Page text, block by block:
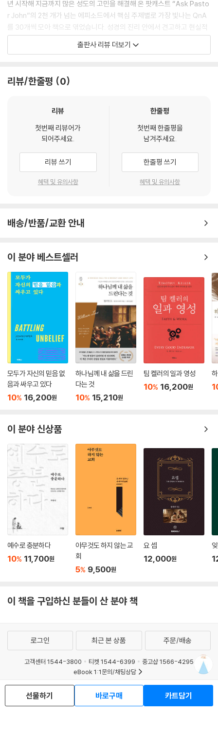
치 있는지를 생각합니다. 그러므로 하나님은 순종하는 자의 기도에 응답하
십니다. 모든 순종이 솟아나오는 원천인 그들의 ‘믿음’을 그분이 매우 기뻐
하시기 때문입니다. 하나님은 어디서든 믿음을 보시며 그것을 그분이 가장
소중히 여기는 가치의 증거로 보십니다. 그러나 믿음은 우리의 공로가 아
을 받을 만한 공로를 세웠다.”라고 말하지 마십시오.
기도는 제거해야 할 장애물이 있는 고된 노동과 같은 씨름입니다. 자기 절
제와 훈련이 필요한 운동선수의 노력과 같은 씨름입니다. 마귀를 쫓아내야
할 때 검을 들고 싸우는 전투와 같은 씨름입니다. 어떤 영적 돌파를 위해 집
중하여, 혹은 지속적으로 기도해 본 사람이라면 누구나 이러한 사투가 무
엇인지 어느 정도는 알고 있습니다. 그러므로 기도를 언제나 쉬운 대화로
만 생각하지 마십시오. 많은 사람이 기도를 그저 예수님과 나누는 달콤한
대화 정도로 말합니다.
용하는 무전기와 같습니다. 폭탄이 떨어지고, 사방에서 적군의 포화가 빗
제가 위기에 처했으니 공군의 지원이 시급합니다!” 그러나 이 사실을 결코
님이 베푸시는 도움의 손길입니다.
--- 「09 기도로 ‘씨름’한다는 것은 무엇인가요?」 중에서
기도는 우리가 사령부로부터 받은 사명을 감당하도록 능력을 공급받는 통
로입니다. 기도는 본질적으로 가정용 인터폰이 아니라 전시용 무전기입니
다. 바울은 말했습니다. “형제들아 내 마음에 원하는 바와 하나님께 구하는
바는 이스라엘을 위함이니 곧 그들로 구원을 받게 함이라”(롬 10:1). 그가
유대인 동족을 두고 하는 말입니다. “기도는 잃어버린 영혼의 구원을 위한
것이며, 이 세상에는 잃어버린 영혼이 너무나 많다.” 오, 참으로 기도는 사
탄의 영역을 침투하여 포로된 자를 해방시키기 위해 있습니다. 바울은 에
베소서 6장 17-18절에서 “성령의 검 곧 하나님의 말씀을 가지라 모든 기
하나님의 말씀’을 사용하여 악한 자와 싸울 때 능력을 공급받는 통로입니
다. 예수님은 “그러므로 추수하는 주인에게 청하여 추수할 일꾼들을 보내
주소서 하라”(마 9:38; 눅 10:2)라고 말씀하십니다. 다시 말해, 기도를 전
시용 무전기처럼 사용해 사령부에 이렇게 요청하라는 뜻입니다. “지원군
을 보내 주십시오! 우리에게 수행해야 할 사명이 있는데, 감당할 인원이 부
족합니다. 하나님, 지원군을 보내 주십시오!”
--- 「15 하나님의 주권을 확신하면 기도하지 않게 되나요?」 중에서
기도는 다른 사람을 위해 하나님의 능력을 가져옵니다. 우리는 기도하지
않고도 이웃을 도우려 애쓸 수 있습니다. 우리는 어느 정도 선한 결과를 얻
을 수도 있고, 그러면 세상 사람들의 눈에
제법 훌륭한 일을 해낸 것처럼 보일지 모릅니다. 하지만 우리가 기도 없이
행하는 그 작은 선행은, 하나님이 우리의 기도에 응답하셔서 직접 그를 위
러므로 우리가 진정으로 사람들을 사랑하고 그들에게 최선의 유익을 주고
자 한다면, 하나님이 그들을 위해 일하시도록 기도하는 일이 무엇보다 중
이 그 사람을 위해 친히 일하시기를 간구하는 것입니다. 물론, 하나님이 우
리 기도에 응답하실 때, 대개는 우리 자신이 그 사람을 위해 행하는 사랑의
수고를 사용하십니다. 기도를 통해 이루어지는 일은, 기도 없이 애써서 거
둘 수 있는 결과보다 훨씬 더 크고 위대합니다.
년 시작해 지금까지 많은 성도의 고민을 해결해 온 팟캐스트 “Ask Pasto
r John”의 2천 개가 넘는 에피소드에서 핵심 주제별로 가장 빛나는 QnA
를 30개씩 모아 책으로 엮었습니다. 성경의 진리 안에서 견고하고 현실적
인 위로와 방향을 제시하는 존 파이퍼의 특별한 조언을 만나는 기회를 놓
앞에서 답을 찾습니다. 그런데 성경은 우리 삶에서 일어나는 모든 일에 대
용해야 할지 막연하기만 합니다.
이 책에는 세계적으로 존경받는 탁월한 신학자이자, 33년간 목회 현장에
서 교회를 섬겨온 존 파이퍼의 진리를 향한 사랑과 성도를 향한 사랑이 모
두 담겨 있습니다. 어디서도, 누구에게도 쉽사리 꺼낼 수 없던 성도들의 마
▣ 사연 03. 하나님이 ‘아니오’라고 하실 때, 어떻게 반응해야 할까요?
대답만 하시는 것 같습니다. 저는 낙심되고 무시당한 기분이 듭니다. 제가
선한 것을 위해 기도할 때, ‘아니오’라는 하나님의 응답에 어떻게 반응해야
할까요?”
▣ 사연 22. 성생활은 기도 생활에 영향을 미치나요?
“부부가 기도에 전념하기 위해 성생활을 잠시 쉬어야 할 때는 언제인가
요? 이 말씀을 금식의 원리와 같이 생각하면 될까요? 성관계에 대한 욕구
는 우리의 시선을 다시 주님께로 돌리게 하여, 하나님이 다른 무엇보다 우
리의 궁극적인 기쁨이자 만족이 되신다는 사실을 일깨우는 수단인가요?”
▣ 사연 24. 대표 기도를 미리 적어서 읽으면 덜 영적인가요?
틀리지 않게 글로 써서 읽는 것이 괜찮을까요? 아니면 기도를 원고로 작성
하는 행위는 덜 영적인가요?”
▣ 사연 26. 하나님이 누군가를 깨우치시길 기도해도 되나요?
“성경은 원수를 사랑하고 박해하는 자를 위해 기도하라고 가르칩니다. 그
런데 저는 그들의 마음과 삶의 방식이 변화되도록 기도하고 싶습니다. 때
로는 그들이 자기 행동으로 인해 어떤 일을 겪고서라도 정신을 차리고 돌
이키게 해달라고 기도하고 싶습니다. 그들이 어떤 사건을 통해 충격을 받
고 변화되기를 바라는 것은 잘못된 일인가요?”
“누군가를 사랑할 때 가장 먼저 해야 할 일은 기도입니다”
기도를 어려워하는 분이 많습니다. 무슨 말을 해야 할지, 어떻게, 언제, 어
다. 지금 여기, 기도 생활 가운데 솔직한 고민과 심정을 토로하는 사람들의
방법을 제안합니다.
존 파이퍼는 자신이 어떻게 기도하는지 그 방법을 나눕니다. 그는 먼저 기
도할 시간과 장소를 정하고, 그 자리에 나타납니다. 그리고 공허한 기도가
신에서부터 가족, 교회 공동체, 사역, 나라와 세계에 이르기까지 뻗어나가
는 ‘동심원 방식’으로 기도합니다. 여기서 핵심은 모든 원의 중심은 하나님
출판사 리뷰 더보기
리뷰/한줄평 0
리뷰
첫번째 리뷰어가
되어주세요.
리뷰 쓰기
혜택 및 유의사항
한줄평
첫번째 한줄평을
남겨주세요.
한줄평 쓰기
혜택 및 유의사항
배송/반품/교환 안내
이 분야 베스트셀러
모두가 자신의 믿음 없
음과 싸우고 있다
10% 16,200원
하나님께 내 삶을 드린
다는 것
10% 15,210원
팀 켈러의 일과 영성
10% 16,200원
이 분야 신상품
예수로 충분하다
10% 11,700원
아무것도 하지 않는 교
회
5% 9,500원
요 셉
12,000원
이 책을 구입하신 분들이 산 분야 책
선물하기 바로구매 카트담기
로그인 최근 본 상품 주문/배송
고객센터 1544-3800 티켓 1544-6399
중고샵 1566-4295
eBook 1:1문의/채팅상담
예스이십사(주) 사업자 정보
이용약관
개인정보처리방침
청소년보호정책